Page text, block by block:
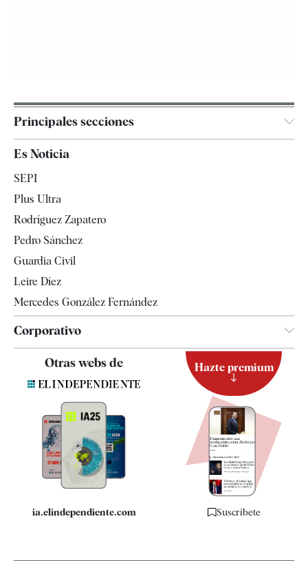
Principales secciones
España
Televisión
Es Noticia
SEPI
Plus Ultra
Rodríguez Zapatero
Pedro Sánchez
Guardia Civil
Leire Díez
Mercedes González Fernández
Corporativo
Contacto
Quiénes somos
Especificaciones
Otras webs de
ia.elindependiente.com
Hazte premium
Suscríbete